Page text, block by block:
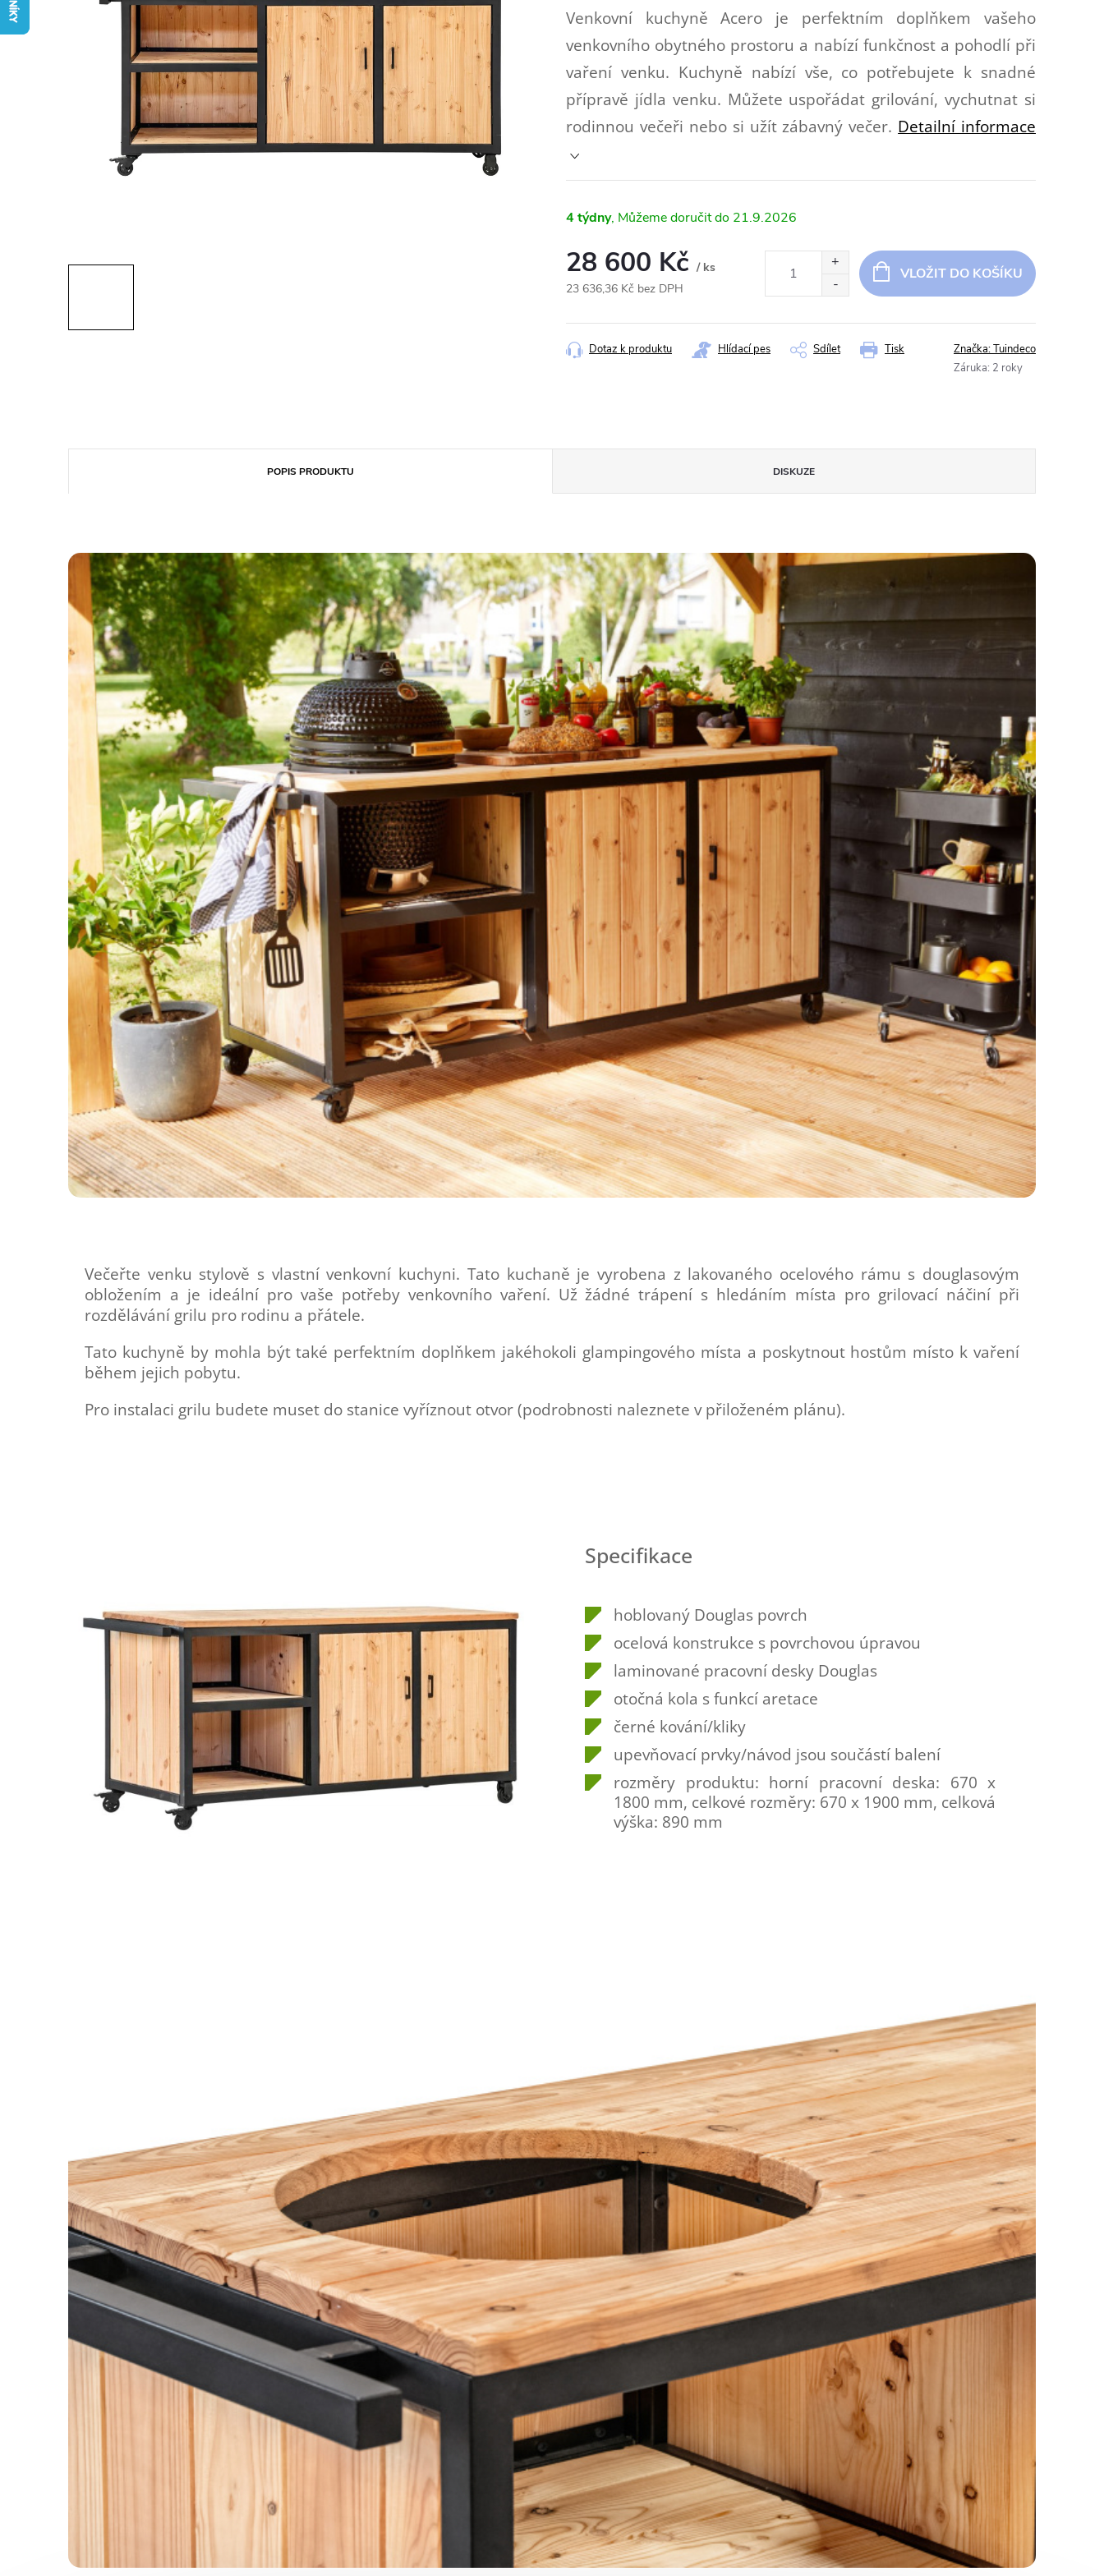
Venkovní kuchyně Acero je perfektním doplňkem vašeho
venkovního obytného prostoru a nabízí funkčnost a pohodlí při
vaření venku. Kuchyně nabízí vše, co potřebujete k snadné
přípravě jídla venku. Můžete uspořádat grilování, vychutnat si
rodinnou večeři nebo si užít zábavný večer. Detailní informace
4 týdny 21.9.2026
28 600 Kč / ks
23 636,36 Kč bez DPH
cena:
VLOŽIT DO KOŠÍKU
Tisk
Dotaz k produktu Hlídací pes Sdílet Značka:Tuindeco
Záruka: 2 roky
POPIS PRODUKTU DISKUZE
Večeřte venku stylově s vlastní venkovní kuchyni. Tato kuchaně je vyrobena z lakovaného ocelového rámu s douglasovým
obložením a je ideální pro vaše potřeby venkovního vaření. Už žádné trápení s hledáním místa pro grilovací náčiní při
rozdělávání grilu pro rodinu a přátele.
Tato kuchyně by mohla být také perfektním doplňkem jakéhokoli glampingového místa a poskytnout hostům místo k vaření
během jejich pobytu.
Pro instalaci grilu budete muset do stanice vyříznout otvor (podrobnosti naleznete v přiloženém plánu).
Specifikace
hoblovaný Douglas povrch
ocelová konstrukce s povrchovou úpravou
laminované pracovní desky Douglas
otočná kola s funkcí aretace
černé kování/kliky
upevňovací prvky/návod jsou součástí balení
rozměry produktu: horní pracovní deska: 670 x
1800 mm, celkové rozměry: 670 x 1900 mm, celková
výška: 890 mm